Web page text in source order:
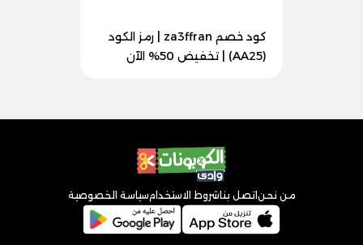
كود خصم za3ffran | رمز الكود
(AA25) | تخفيض 50% الآن
من نحن اتصل بنا شروط الاستخدامسياسة الخصوصية